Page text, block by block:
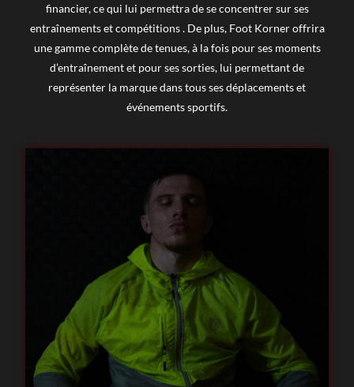
financier, ce qui lui permettra de se concentrer sur ses
entraînements et compétitions . De plus, Foot Korner offrira
une gamme complète de tenues, à la fois pour ses moments
d’entraînement et pour ses sorties, lui permettant de
représenter la marque dans tous ses déplacements et
événements sportifs.